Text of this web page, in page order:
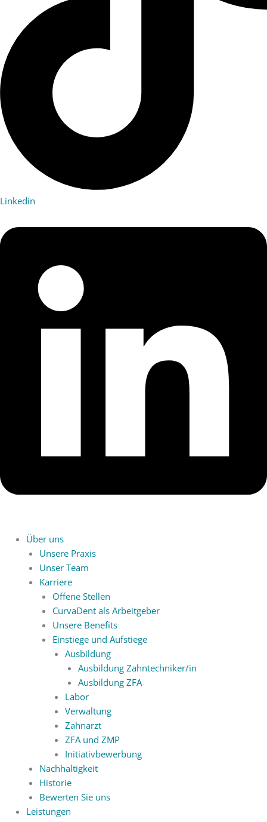
Linkedin
Über uns
Unsere Praxis
Unser Team
Karriere
Offene Stellen
CurvaDent als Arbeitgeber
Unsere Benefits
Einstiege und Aufstiege
Ausbildung
Ausbildung Zahntechniker/in
Ausbildung ZFA
Labor
Verwaltung
Zahnarzt
ZFA und ZMP
Initiativbewerbung
Nachhaltigkeit
Historie
Bewerten Sie uns
Leistungen